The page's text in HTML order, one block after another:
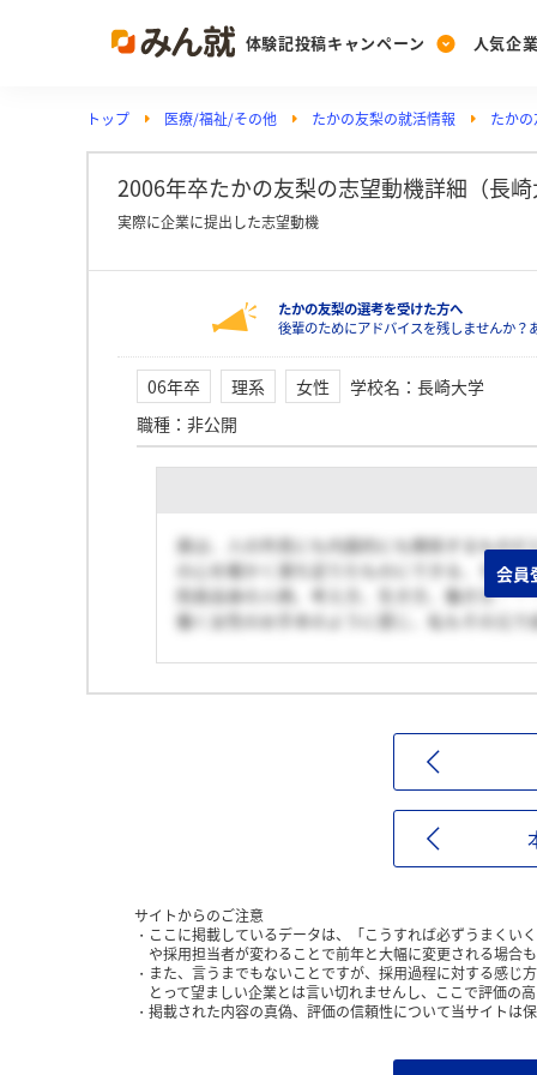
体験記投稿キャンペーン
Post
投稿する
人気企
Ranking
ランキングを見る
Vote
投票する
PickUp
注目の企業特集
トップ 医療/福祉/その他 たかの友梨の就活情報 たか
2006年卒たかの友梨の志望動機詳細（長
実際に企業に提出した志望動機
たかの友梨の選考を受けた方へ
後輩のためにアドバイスを残しませんか
06年卒 理系 女性 学校名 ： 長崎大学
職種 ： 非公開
美は、人の外見にも内面的にも関係するもの
の心を暖かく満ち足りたものにできる、すば
院長自身の人柄、考え方、生き方、働き方・・
働く女性のお手本のように感じ、私もその元
会員
サイトからのご注意
ここに掲載しているデータは、「こうすれば必ずうまくい
や採用担当者が変わることで前年と大幅に変更される場合
また、言うまでもないことですが、採用過程に対する感じ
とって望ましい企業とは言い切れませんし、ここで評価の
掲載された内容の真偽、評価の信頼性について当サイトは